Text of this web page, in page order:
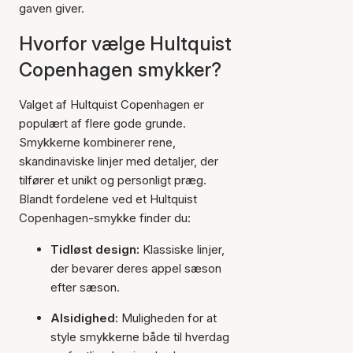
gaven giver.
Hvorfor vælge Hultquist
Copenhagen smykker?
Valget af Hultquist Copenhagen er
populært af flere gode grunde.
Smykkerne kombinerer rene,
skandinaviske linjer med detaljer, der
tilfører et unikt og personligt præg.
Blandt fordelene ved et Hultquist
Copenhagen-smykke finder du:
Tidløst design: Klassiske linjer,
der bevarer deres appel sæson
efter sæson.
Alsidighed: Muligheden for at
style smykkerne både til hverdag